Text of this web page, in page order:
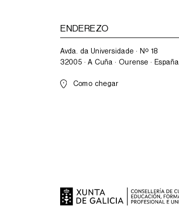
ENDEREZO
Avda. da Universidade · Nº 18
32005 · A Cuña · Ourense · España
Como chegar